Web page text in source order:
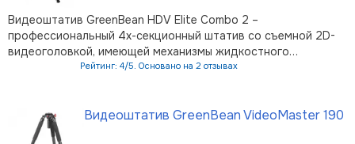
Видеоштатив GreenBean HDV Elite Combo 2 –
профессиональный 4х-секционный штатив со съемной 2D-
видеоголовкой, имеющей механизмы жидкостного
демпфирования и предустановленного контрбаланса,
компа …
Рейтинг: 4/5. Основано на 2 отзывах
Видеоштатив GreenBean VideoMaster 190